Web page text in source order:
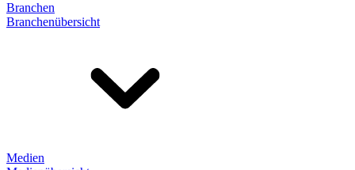
Branchen
Branchenübersicht
Medien